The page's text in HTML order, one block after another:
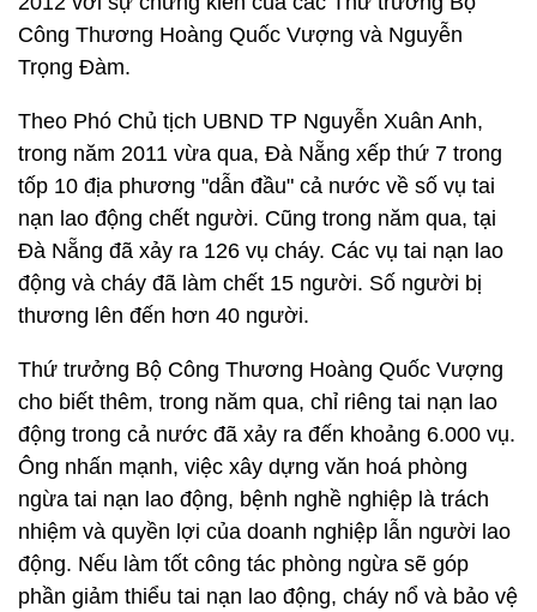
Công Thương Hoàng Quốc Vượng và Nguyễn
Trọng Đàm.
Theo Phó Chủ tịch UBND TP Nguyễn Xuân Anh,
trong năm 2011 vừa qua, Đà Nẵng xếp thứ 7 trong
tốp 10 địa phương "dẫn đầu" cả nước về số vụ tai
nạn lao động chết người. Cũng trong năm qua, tại
Đà Nẵng đã xảy ra 126 vụ cháy. Các vụ tai nạn lao
động và cháy đã làm chết 15 người. Số người bị
thương lên đến hơn 40 người.
Thứ trưởng Bộ Công Thương Hoàng Quốc Vượng
cho biết thêm, trong năm qua, chỉ riêng tai nạn lao
động trong cả nước đã xảy ra đến khoảng 6.000 vụ.
Ông nhấn mạnh, việc xây dựng văn hoá phòng
ngừa tai nạn lao động, bệnh nghề nghiệp là trách
nhiệm và quyền lợi của doanh nghiệp lẫn người lao
động. Nếu làm tốt công tác phòng ngừa sẽ góp
phần giảm thiểu tai nạn lao động, cháy nổ và bảo vệ